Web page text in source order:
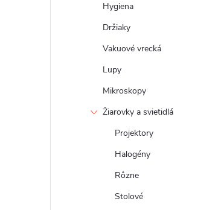
Hygiena
Držiaky
Vakuové vrecká
Lupy
Mikroskopy
Žiarovky a svietidlá
Projektory
Halogény
Rôzne
Stolové